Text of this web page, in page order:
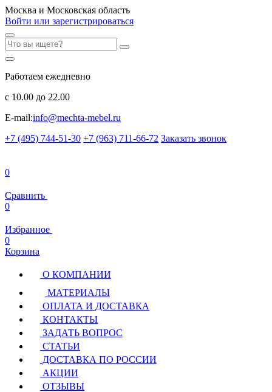
Москва и Московская область
Войти или зарегистрироваться
Работаем ежедневно
с 10.00 до 22.00
E-mail:info@mechta-mebel.ru
+7 (495) 744-51-30 +7 (963) 711-66-72 Заказать звонок
0
Сравнить
0
Избранное
0
Корзина
О КОМПАНИИ
МАТЕРИАЛЫ
ОПЛАТА И ДОСТАВКА
КОНТАКТЫ
ЗАДАТЬ ВОПРОС
СТАТЬИ
ДОСТАВКА ПО РОССИИ
АКЦИИ
ОТЗЫВЫ